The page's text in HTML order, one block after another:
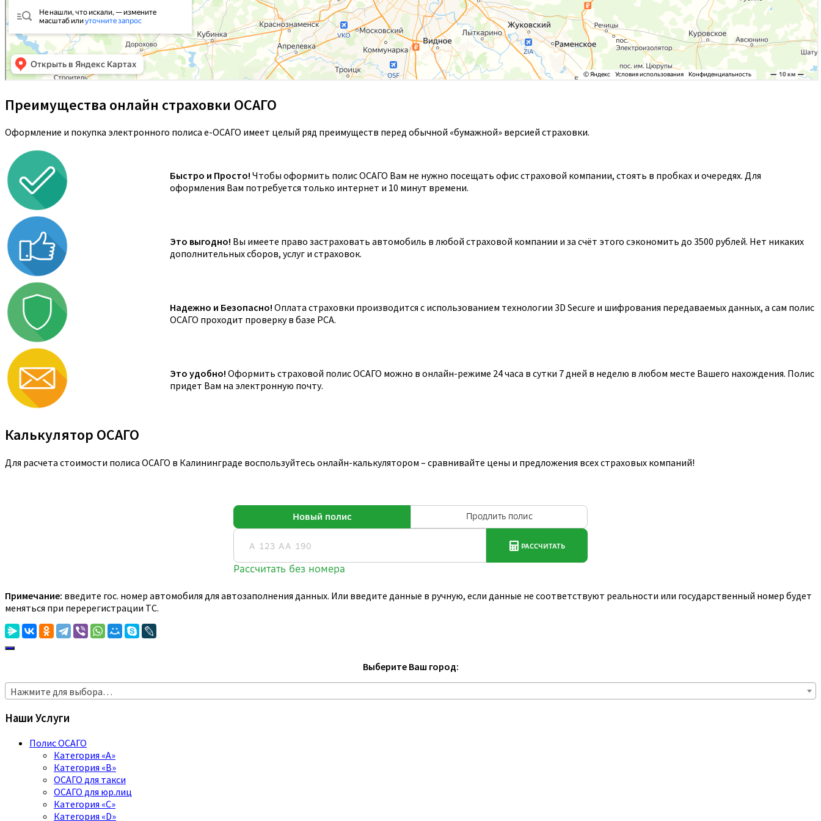
Преимущества онлайн страховки ОСАГО
Оформление и покупка электронного полиса е-ОСАГО имеет целый ряд преимуществ перед обычной «бумажной» версией страховки.
Быстро и Просто! Чтобы оформить полис ОСАГО Вам не нужно посещать офис страховой компании, стоять в пробках и очередях. Для
оформления Вам потребуется только интернет и 10 минут времени.
Это выгодно! Вы имеете право застраховать автомобиль в любой страховой компании и за счёт этого сэкономить до 3500 рублей. Нет никаких
дополнительных сборов, услуг и страховок.
Надежно и Безопасно! Оплата страховки производится с использованием технологии 3D Secure и шифрования передаваемых данных, а сам полис
ОСАГО проходит проверку в базе РСА.
Это удобно! Оформить страховой полис ОСАГО можно в онлайн-режиме 24 часа в сутки 7 дней в неделю в любом месте Вашего нахождения. Полис
придет Вам на электронную почту.
Калькулятор ОСАГО
Для расчета стоимости полиса ОСАГО в Калининграде воспользуйтесь онлайн-калькулятором – сравнивайте цены и предложения всех страховых компаний!
Примечание: введите гос. номер автомобиля для автозаполнения данных. Или введите данные в ручную, если данные не соответствуют реальности или государственный номер будет
меняться при перерегистрации ТС.
Выберите Ваш город:
Нажмите для выбора…
Наши Услуги
Полис ОСАГО
Категория «A»
Категория «B»
ОСАГО для такси
ОСАГО для юр.лиц
Категория «C»
Категория «D»